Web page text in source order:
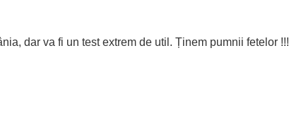
dar va fi un test extrem de util. Ținem pumnii fetelor !!!